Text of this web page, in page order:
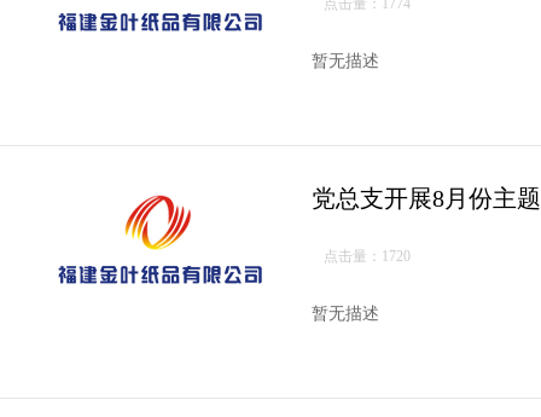
点击量：1774
暂无描述
党总支开展8月份主
点击量：1720
暂无描述